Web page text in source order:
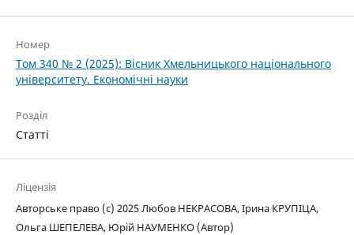
Номер
Том 340 № 2 (2025): Вісник Хмельницького національного
університету. Економічні науки
Розділ
Статті
Ліцензія
Авторське право (c) 2025 Любов НЕКРАСОВА, Ірина КРУПІЦА,
Ольга ШЕПЕЛЕВА, Юрій НАУМЕНКО (Автор)